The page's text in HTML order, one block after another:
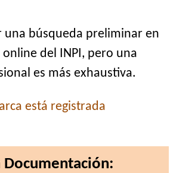
una búsqueda preliminar en
del INPI, pero una
es más exhaustiva.
está registrada
Documentación: